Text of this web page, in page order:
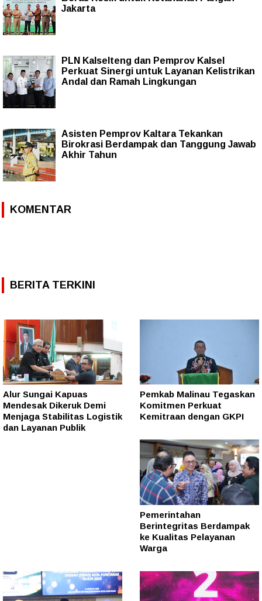
Jakarta
PLN Kalselteng dan Pemprov Kalsel
Perkuat Sinergi untuk Layanan Kelistrikan
Andal dan Ramah Lingkungan
Asisten Pemprov Kaltara Tekankan
Birokrasi Berdampak dan Tanggung Jawab
Akhir Tahun
KOMENTAR
BERITA TERKINI
Alur Sungai Kapuas
Mendesak Dikeruk Demi
Menjaga Stabilitas Logistik
dan Layanan Publik
Pemkab Malinau Tegaskan
Komitmen Perkuat
Kemitraan dengan GKPI
Pemerintahan
Berintegritas Berdampak
ke Kualitas Pelayanan
Warga